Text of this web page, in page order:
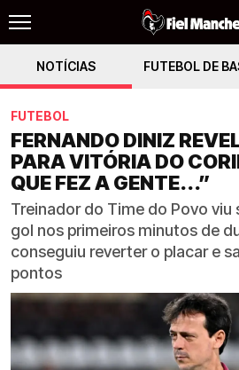
NOTÍCIAS FUTEBOL DE
FUTEBOL
FERNANDO DINIZ
PARA VITÓRIA DO
QUE FEZ A GENTE...”
Treinador do Time do Povo viu
gol nos primeiros minutos de
conseguiu reverter o placar e
pontos